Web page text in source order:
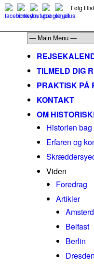
Følg
TILMELD DIG
PRAKTISK PÅ
KONTAKT
OM
Historien
Erfaren og
Viden
Foredrag
Artikler
Belfast
Berlin
Dresden